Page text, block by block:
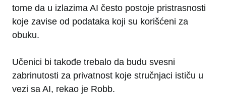
tome da u izlazima AI često postoje pristrasnosti
koje zavise od podataka koji su korišćeni za
obuku.
Učenici bi takođe trebalo da budu svesni
zabrinutosti za privatnost koje stručnjaci ističu u
vezi sa AI, rekao je Robb.